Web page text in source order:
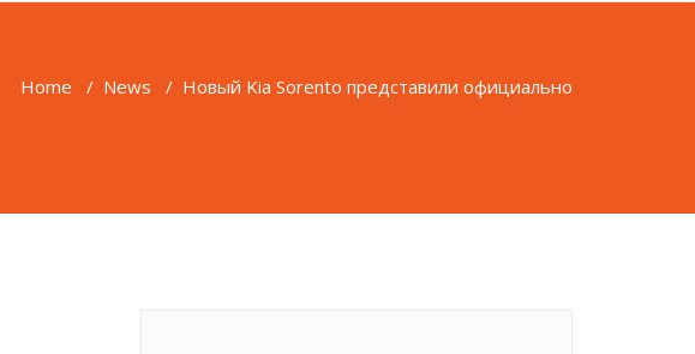
Home / News / Новый Kia Sorento представили официально